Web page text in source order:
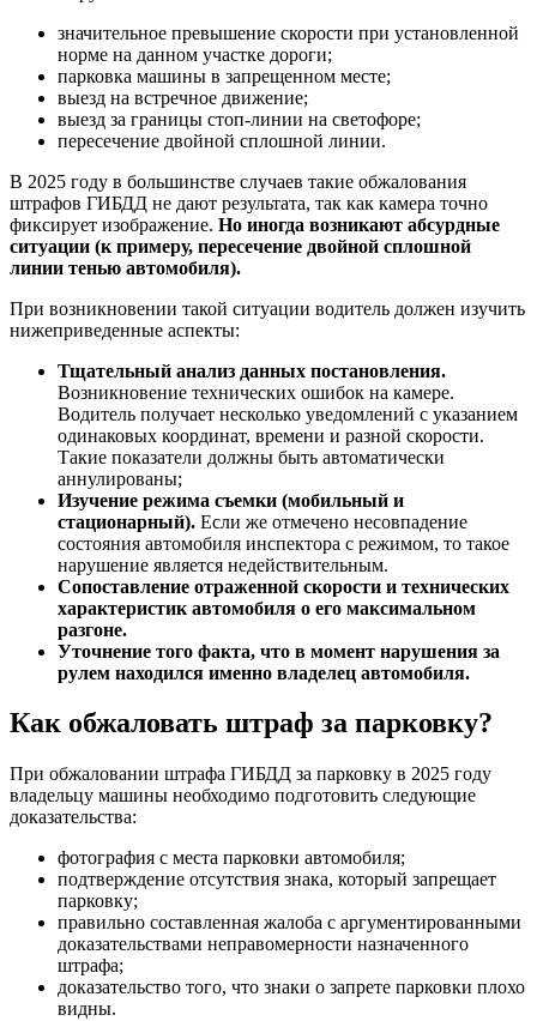
значительное превышение скорости при установленной
норме на данном участке дороги;
парковка машины в запрещенном месте;
выезд на встречное движение;
выезд за границы стоп-линии на светофоре;
пересечение двойной сплошной линии.
В 2025 году в большинстве случаев такие обжалования
штрафов ГИБДД не дают результата, так как камера точно
фиксирует изображение. Но иногда возникают абсурдные
ситуации (к примеру, пересечение двойной сплошной
линии тенью автомобиля).
При возникновении такой ситуации водитель должен изучить
нижеприведенные аспекты:
Тщательный анализ данных постановления.
Возникновение технических ошибок на камере.
Водитель получает несколько уведомлений с указанием
одинаковых координат, времени и разной скорости.
Такие показатели должны быть автоматически
аннулированы;
Изучение режима съемки (мобильный и
стационарный). Если же отмечено несовпадение
состояния автомобиля инспектора с режимом, то такое
нарушение является недействительным.
Сопоставление отраженной скорости и технических
характеристик автомобиля о его максимальном
разгоне.
Уточнение того факта, что в момент нарушения за
рулем находился именно владелец автомобиля.
Как обжаловать штраф за парковку?
При обжаловании штрафа ГИБДД за парковку в 2025 году
владельцу машины необходимо подготовить следующие
доказательства:
фотография с места парковки автомобиля;
подтверждение отсутствия знака, который запрещает
парковку;
правильно составленная жалоба с аргументированными
доказательствами неправомерности назначенного
штрафа;
доказательство того, что знаки о запрете парковки плохо
видны.